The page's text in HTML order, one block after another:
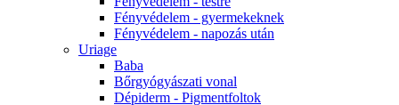
Fényvédelem - gyermekeknek
Fényvédelem - napozás után
Uriage
Baba
Bőrgyógyászati vonal
Dépiderm - Pigmentfoltok